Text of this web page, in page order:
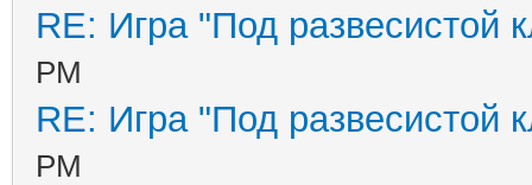
RE: Игра "Под развесистой
PM
RE: Игра "Под развесистой
PM